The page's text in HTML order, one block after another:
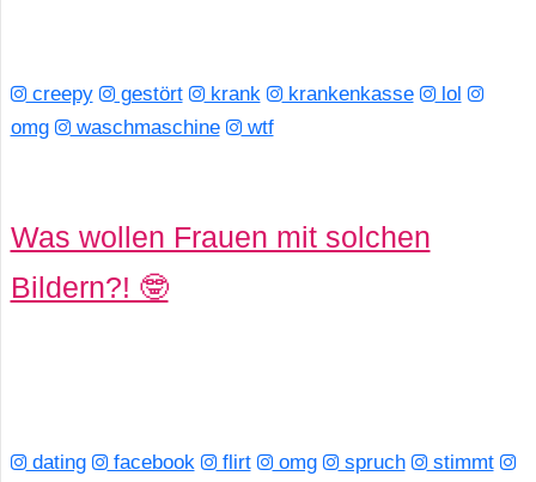
creepy gestört krank krankenkasse
lol
omg
waschmaschine wtf
Was wollen Frauen mit solchen
Bildern?! 🤓
dating facebook flirt omg spruch
stimmt